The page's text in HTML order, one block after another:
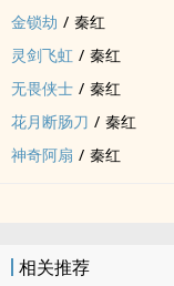
金锁劫 / 秦红
灵剑飞虹 / 秦红
无畏侠士 / 秦红
花月断肠刀 / 秦红
神奇阿扇 / 秦红
相关推荐